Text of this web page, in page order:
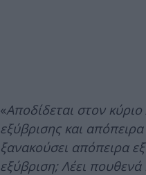
«Αποδίδεται στον
εξύβρισης και
ξανακούσει απόπειρα
εξύβριση; Λέει